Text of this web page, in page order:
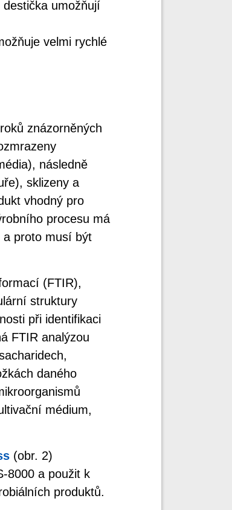
umožňují
velmi rychlé
znázorněných
následně
sklizeny a
vhodný pro
procesu má
a proto musí být
(FTIR),
struktury
při identifikaci
FTIR analýzou
daného
médium,
(obr. 2)
8000 a použit k
produktů.